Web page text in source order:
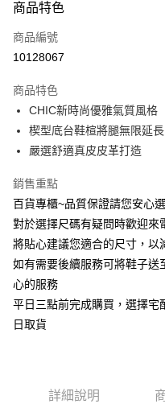
Apple Pay
街口支付
宅配
每筆NT$90，滿NT$1,000(含
商品特色
商品編號
10128067
商品特色
CHIC新時尚優雅氣質風格
楔型底台鞋楦將腿無限延長
嚴選舒適真皮皮革打造
銷售重點
百貨專櫃~品質保證請您安心
對於選擇尺碼有疑問時歡迎
將貼心建議您適合的尺寸，以
如有需要後續服務可將鞋子送
心的服務
平日三點前完成購買，選擇宅
日取貨
詳細說明